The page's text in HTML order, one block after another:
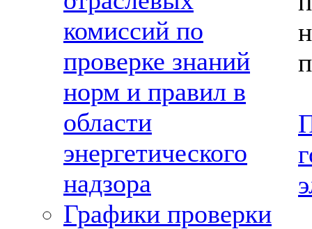
комиссий по
проверке знаний
норм и правил в
области
энергетического
надзора
Графики проверки